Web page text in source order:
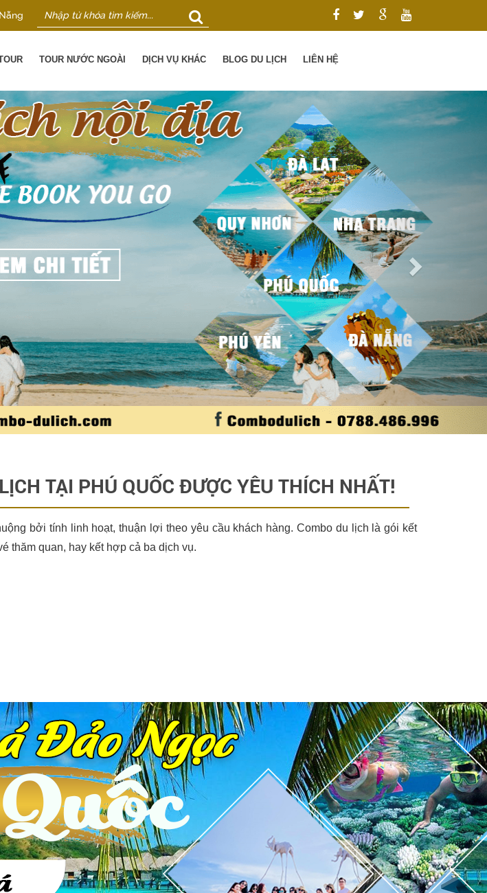
TOUR NƯỚC NGOÀI DỊCH VỤ KHÁC BLOG DU LỊCH LIÊN HỆ
Next
TẠI PHÚ QUỐC ĐƯỢC YÊU THÍCH NHẤT!
bởi tính linh hoạt, thuận lợi theo yêu cầu khách hàng. Combo du lịch là gói kết
thăm quan, hay kết hợp cả ba dịch vụ.